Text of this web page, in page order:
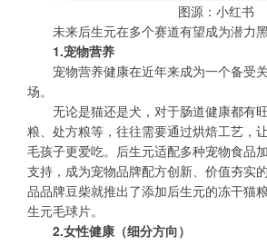
图源：小红书
未来后生元在多个赛道有望成为潜力黑
1.宠物营养
宠物营养健康在近年来成为一个备受
场。
无论是猫还是犬，对于肠道健康都有
粮、处方粮等，往往需要通过烘焙工艺，
毛孩子更爱吃。后生元适配多种宠物食品
支持，成为宠物品牌配方创新、价值夯实
品品牌豆柴就推出了添加后生元的冻干猫
生元毛球片。
2.女性健康（细分方向）